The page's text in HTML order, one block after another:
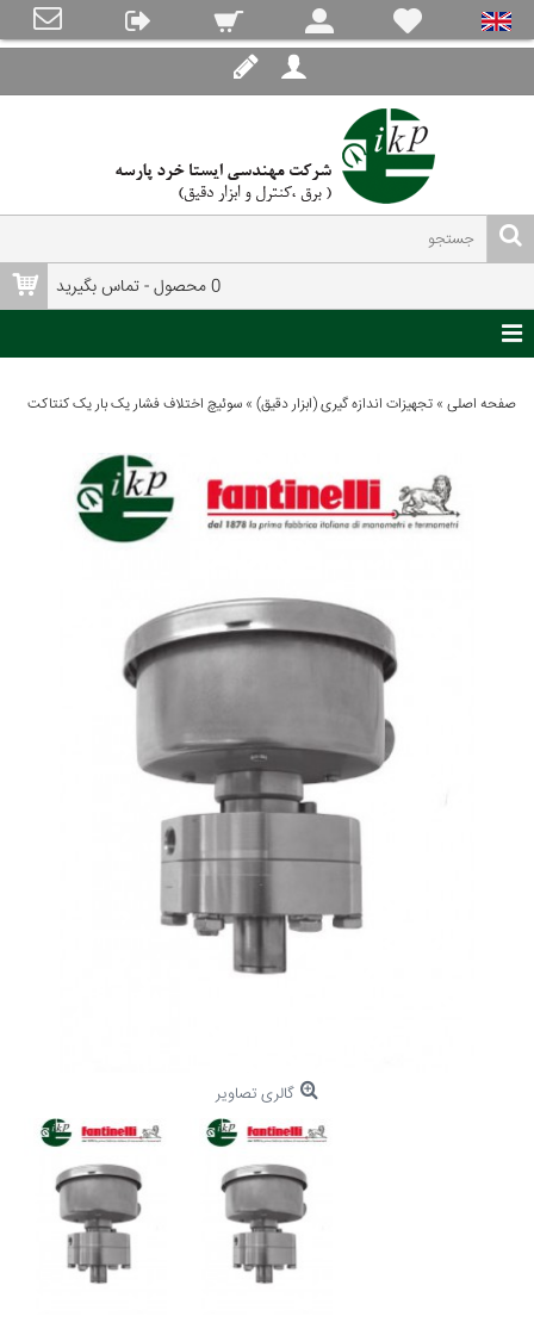
0 محصول - تماس بگیرید
صفحه اصلی » تجهیزات اندازه گیری (ابزار دقیق) » سوئیچ اختلاف فشار یک بار یک کنتاکت
گالری تصاویر